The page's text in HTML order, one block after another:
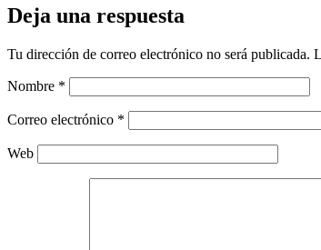
Deja una respuesta
Tu dirección de correo electrónico no será publicada.
Nombre *
Correo electrónico *
Web